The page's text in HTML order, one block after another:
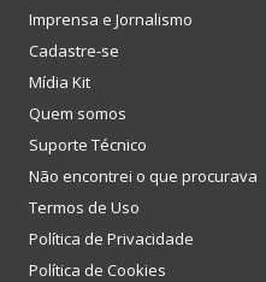
Imprensa e Jornalismo
Cadastre-se
Mídia Kit
Quem somos
Suporte Técnico
Não encontrei o que procurava
Termos de Uso
Política de Privacidade
Política de Cookies